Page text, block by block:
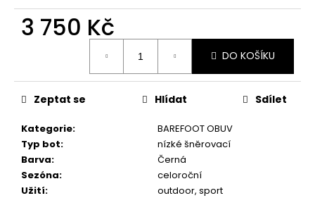
3 750 Kč
DO KOŠÍKU
Kategorie:
BAREFOOT OBUV
Typ bot:
nízké šněrovací
Barva:
Černá
Sezóna:
celoroční
Užití:
outdoor, sport
Zeptat se Hlídat Sdílet
u
e
CREAM
75ML
239
Kč